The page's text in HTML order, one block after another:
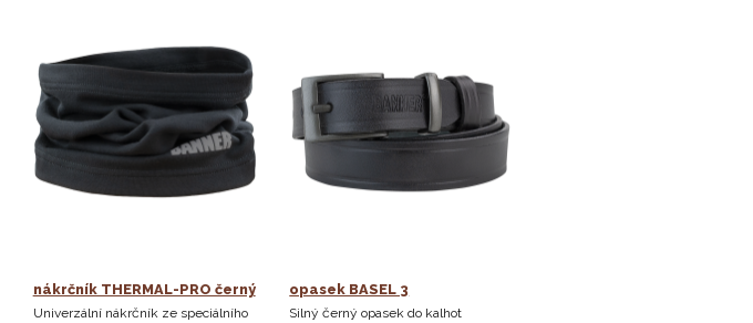
nákrčník THERMAL-PRO černý
Univerzální nákrčník ze speciálního
opasek BASEL 3
Silný černý opasek do kalhot